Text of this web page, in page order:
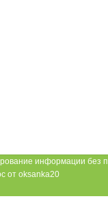
информации без
от oksanka20